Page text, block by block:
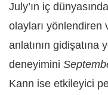
July’ın iç
olayları yönlendiren
anlatının gidişatına
deneyimini
Kann ise etkileyici